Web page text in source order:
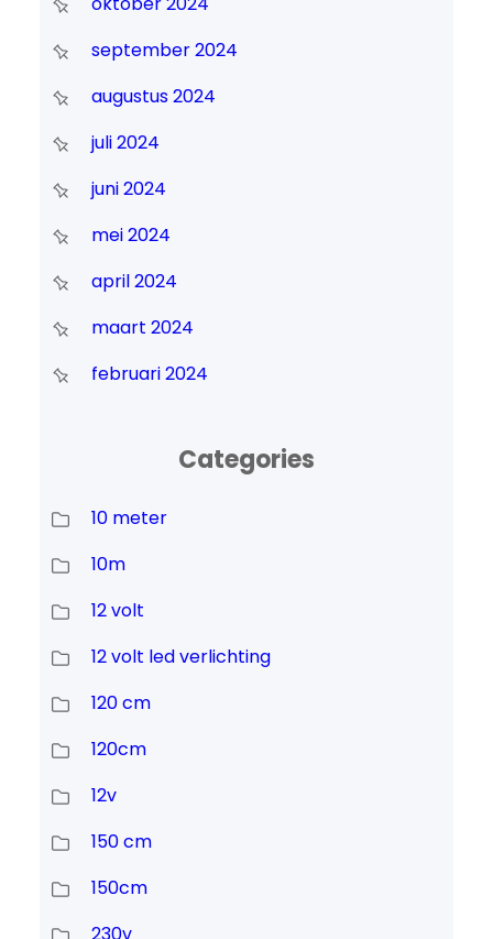
september 2024
augustus 2024
juli 2024
juni 2024
mei 2024
april 2024
maart 2024
februari 2024
Categories
10 meter
10m
12 volt
12 volt led verlichting
120 cm
120cm
12v
150 cm
150cm